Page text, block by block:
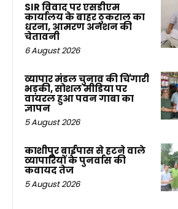
SIR विवाद पर एसडीएम
कार्यालय के बाहर ठुकराल का
धरना, आमरण अनशन की
चेतावनी
6 August 2026
व्यापार मंडल चुनाव की चिंगारी
भड़की, सोशल मीडिया पर
वायरल हुआ पवन गाबा का
ज्ञापन
5 August 2026
काशीपुर बाईपास से हटने वाले
व्यापारियों के पुनर्वास की
कवायद तेज
5 August 2026